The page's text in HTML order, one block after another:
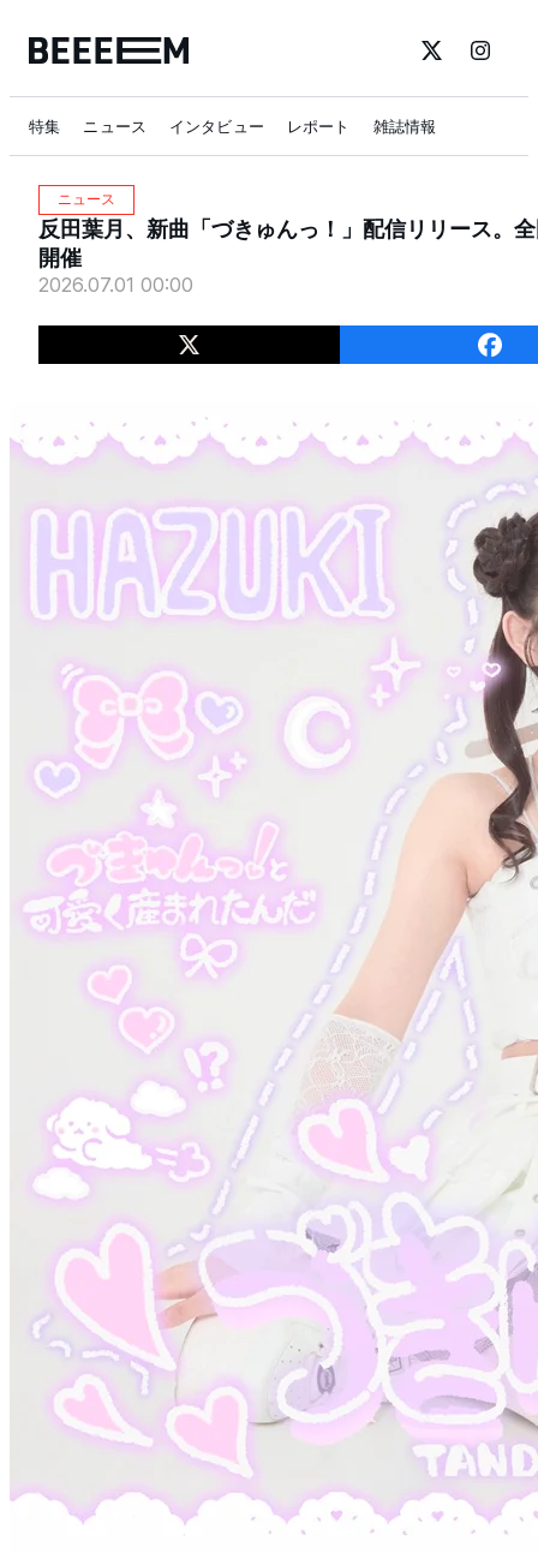
特集 ニュース インタビュー レポート 雑誌情報
ニュース
反田葉月、新曲「づきゅんっ！」配信リリース。
開催
2026.07.01 00:00